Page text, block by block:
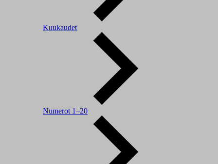
Kuukaudet
Numerot 1–20